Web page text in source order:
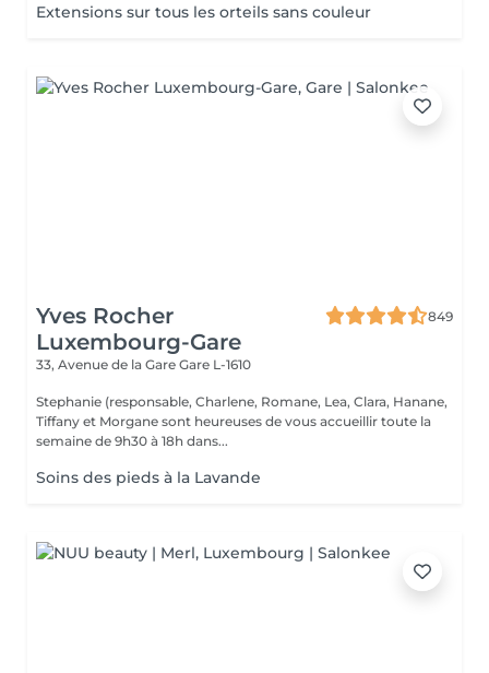
Extensions sur tous les orteils sans couleur
Yves Rocher
Luxembourg-Gare
849
33, Avenue de la Gare Gare L-1610
Stephanie (responsable, Charlene, Romane, Lea, Clara, Hanane,
Tiffany et Morgane sont heureuses de vous accueillir toute la
semaine de 9h30 à 18h dans...
Soins des pieds à la Lavande